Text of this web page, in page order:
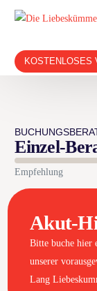
KOSTENLOSES
Einzel-
Empfehlung
Akut-
Bitte buche hier
unserer
Lang